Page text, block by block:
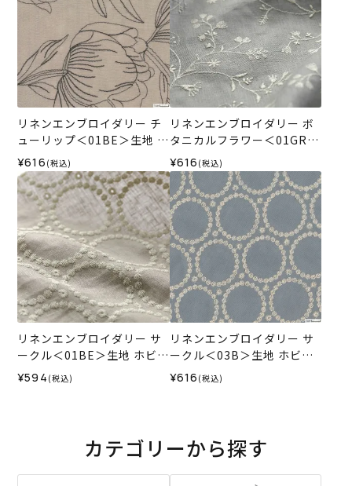
リネンエンブロイダリー チ
ューリップ＜01BE＞生地 ホ
ビーラホビーレデザインコ
レクション
¥616 (税込)
リネンエンブロイダリー ボ
タニカルフラワー＜01GR＞
生地 ホビーラホビーレデザ
インコレクション
¥616 (税込)
リネンエンブロイダリー サ
ークル＜01BE＞生地 ホビー
ラホビーレデザインコレク
ション
¥594 (税込)
リネンエンブロイダリー サ
ークル＜03B＞生地 ホビー
ラホビーレデザインコレク
ション
¥616 (税込)
カテゴリーから探す